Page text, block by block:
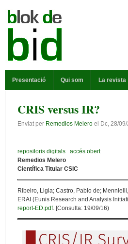
Presentació Qui som La revista
CRIS versus IR?
Enviat per Remedios Melero el Dc, 28/
repositoris digitals
accés obert
Remedios Melero
Científica Titular CSIC
Ribeiro, Ligia; Castro, Pablo de;
ERAI (Eunis Research and Analysis
report-ED.pdf. [Consulta: 19/09/16)